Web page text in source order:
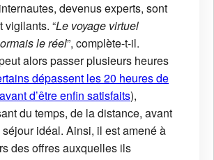
devenus experts, sont
vigilants. “Le voyage virtuel
le réel”, complète-t-il.
alors passer plusieurs heures
dépassent les 20 heures de
d’être enfin satisfaits),
du temps, de la distance, avant
idéal. Ainsi, il est amené à
des offres auxquelles ils